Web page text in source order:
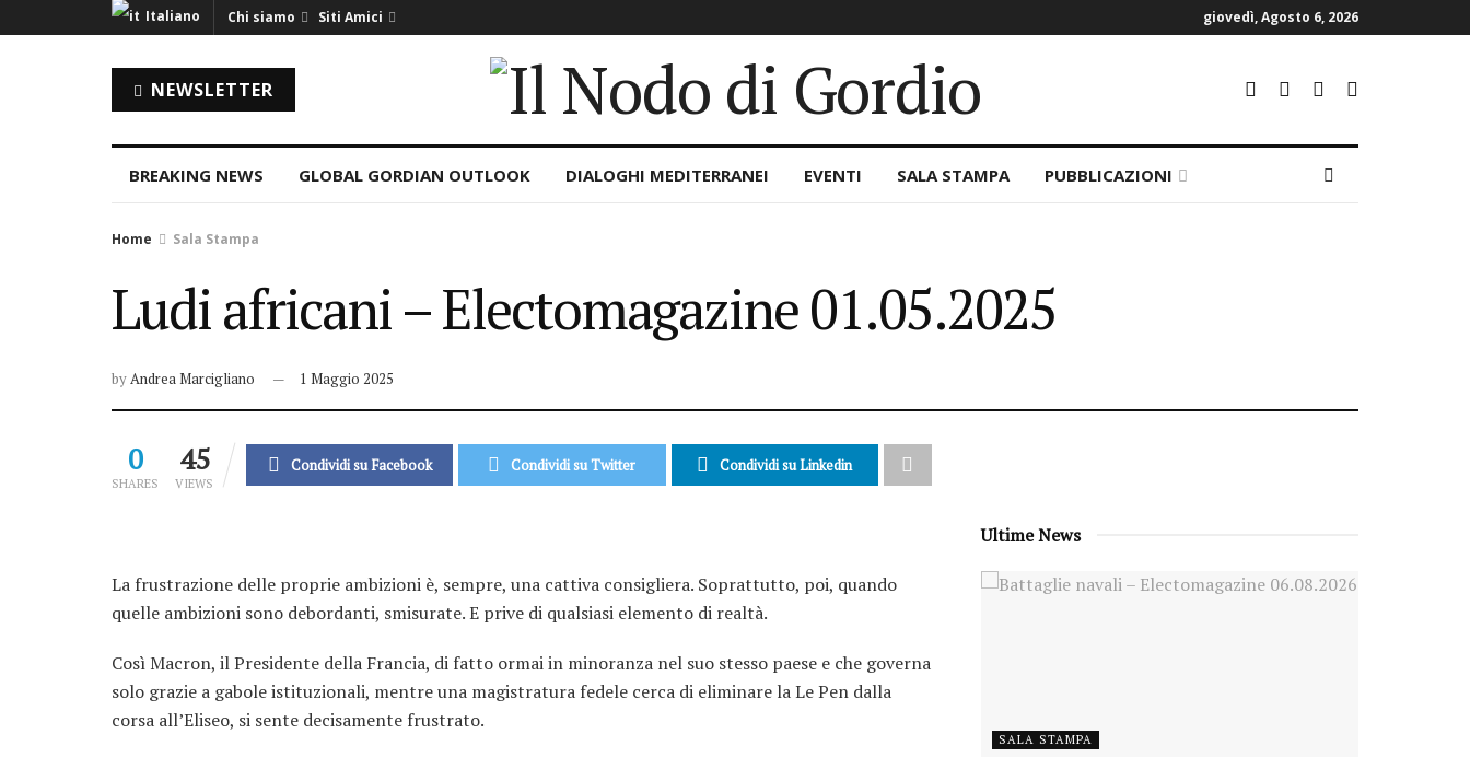
Italiano Chi siamo Siti Amici giovedì, Agosto 6, 2026
NEWSLETTER
BREAKING NEWS GLOBAL GORDIAN OUTLOOK DIALOGHI MEDITERRANEI EVENTI SALA STAMPA PUBBLICAZIONI
Home Sala Stampa
Ludi africani – Electomagazine 01.05.2025
byAndrea Marcigliano 1 Maggio 2025
0
SHARES
45
VIEWS
Condividi su Facebook Condividi su Twitter Condividi su Linkedin
La frustrazione delle proprie ambizioni è, sempre, una cattiva consigliera. Soprattutto, poi, quando
quelle ambizioni sono debordanti, smisurate. E prive di qualsiasi elemento di realtà.
Così Macron, il Presidente della Francia, di fatto ormai in minoranza nel suo stesso paese e che governa
solo grazie a gabole istituzionali, mentre una magistratura fedele cerca di eliminare la Le Pen dalla
corsa all’Eliseo, si sente decisamente frustrato.
Ultime News
SALA STAMPA